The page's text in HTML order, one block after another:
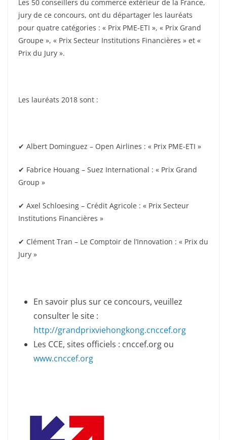
Les 50 conseillers du commerce extérieur de la France,
jury de ce concours, ont du départager les lauréats
pour quatre catégories : « Prix PME-ETI », « Prix Grand
Groupe », « Prix Secteur Institutions Financières » et «
Prix du Jury ».
Les lauréats 2018 sont :
✔ Albert Dominguez – Open Airlines : « Prix PME-ETI »
✔ Fabrice Houang – Suez International : « Prix Grand
Group »
✔ Axel Schloesing – Crédit Agricole : « Prix Secteur
Institutions Financières »
✔ Clément Tran – Le Comptoir de l’Innovation : « Prix du
Jury »
En savoir plus sur ce concours, veuillez
consulter le site :
http://grandprixviehongkong.cnccef.org
Les CCE, sites officiels : cnccef.org ou
www.cnccef.org